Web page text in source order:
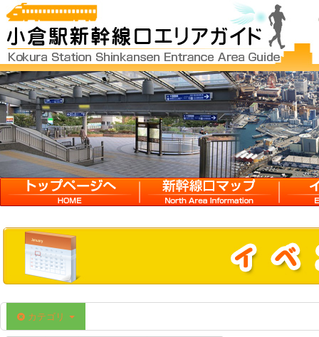
カテゴリ